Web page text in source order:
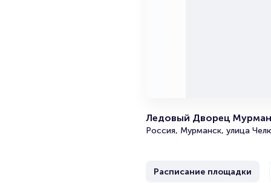
Ледовый Дворец
Россия, Мурманск, улица
Расписание площадки